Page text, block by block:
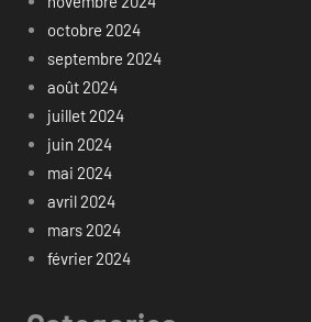
octobre 2024
septembre 2024
août 2024
juillet 2024
juin 2024
mai 2024
avril 2024
mars 2024
février 2024